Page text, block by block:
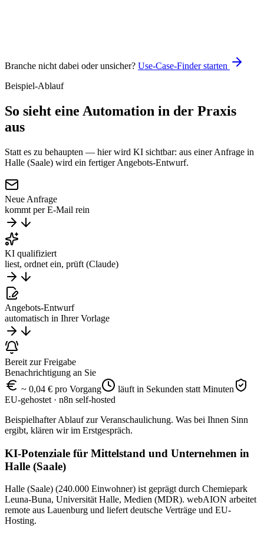
Branche nicht dabei oder unsicher? Use-Case-Finder starten
Beispiel-Ablauf
So sieht eine Automation in der Praxis
aus
Statt es zu behaupten — hier wird KI sichtbar: aus einer Anfrage in
Halle (Saale) wird ein fertiger Angebots-Entwurf.
Neue Anfrage
kommt per E-Mail rein
KI qualifiziert
liest, ordnet ein, prüft (Claude)
Angebots-Entwurf
automatisch in Ihrer Vorlage
Bereit zur Freigabe
Benachrichtigung an Sie
~ 0,04 € pro Vorgang
läuft in Sekunden statt Minuten
EU-gehostet · n8n self-hosted
Beispielhafter Ablauf zur Veranschaulichung. Was bei Ihnen Sinn
ergibt, klären wir im Erstgespräch.
KI-Potenziale für Mittelstand und Unternehmen in
Halle (Saale)
Halle (Saale) (240.000 Einwohner) ist geprägt durch Chemiepark
Leuna-Buna, Universität Halle, Medien (MDR). webAION arbeitet
remote aus Lauenburg und liefert deutsche Verträge und EU-
Hosting.